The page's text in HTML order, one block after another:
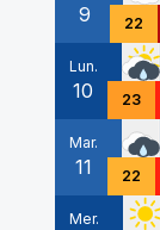
9 22
Lun.
10 23
Mar.
11 22
Mer.